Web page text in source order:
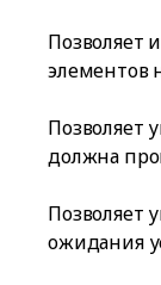
Позволяет
элементов
Позволяет
должна
Позволяет
ожидания